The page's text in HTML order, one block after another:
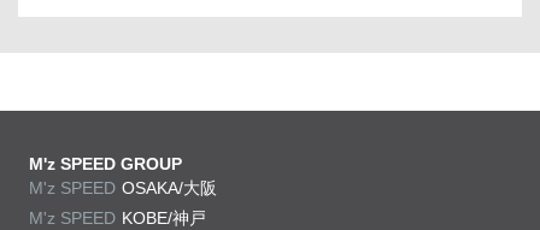
M'z SPEED GROUP
M'z SPEED OSAKA/大阪
M'z SPEED KOBE/神戸